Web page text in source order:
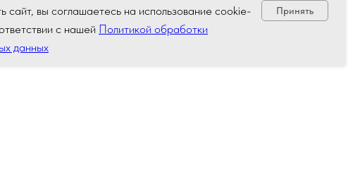
сайт, вы соглашаетесь на использование cookie-
с нашей Политикой обработки
данных
Принять
(контроля) ГАИ